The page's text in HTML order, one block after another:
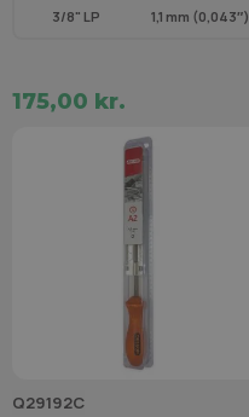
3/8" LP 1,1 mm (0,043″)
175,00 kr.
Q29192C